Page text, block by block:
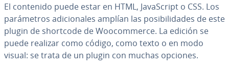
El contenido puede estar en HTML, Ja­va­S­cri­pt o CSS. Los
pa­rá­me­tros adi­cio­na­les amplían las po­si­bi­li­da­des de este
plugin de shortcode de Woo­co­m­me­r­ce. La edición se
puede realizar como código, como texto o en modo
visual: se trata de un plugin con muchas opciones.